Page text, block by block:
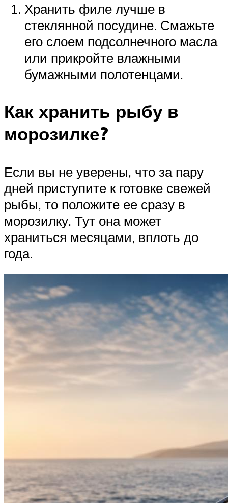
Хранить филе лучше в
стеклянной посудине. Смажьте
его слоем подсолнечного масла
или прикройте влажными
бумажными полотенцами.
Как хранить рыбу в
морозилке?
Если вы не уверены, что за пару
дней приступите к готовке свежей
рыбы, то положите ее сразу в
морозилку. Тут она может
храниться месяцами, вплоть до
года.